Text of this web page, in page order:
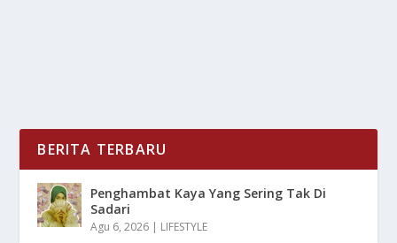
BERITA TERBARU
Penghambat Kaya Yang Sering Tak Di
Sadari
Agu 6, 2026 | LIFESTYLE